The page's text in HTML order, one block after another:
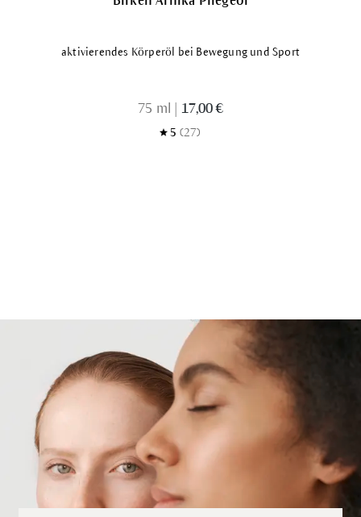
aktivierendes Körperöl bei Bewegung und Sport
75 ml 17,00 €
5 (27)